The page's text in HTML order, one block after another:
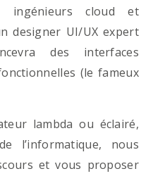
ingénieurs cloud et
designer UI/UX expert
des interfaces
(le fameux
lambda ou éclairé,
l’informatique, nous
et vous proposer